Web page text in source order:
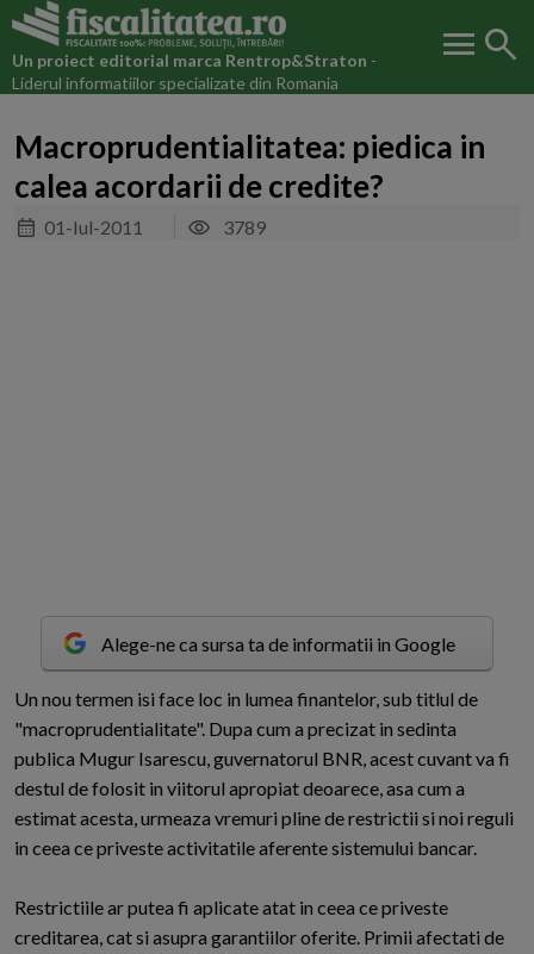
Un proiect editorial marca Rentrop&Straton -
Liderul informatiilor specializate din Romania
menu search
Macroprudentialitatea: piedica in
calea acordarii de credite?
01-Iul-2011 3789
Alege-ne ca sursa ta de informatii in Google
Un nou termen isi face loc in lumea finantelor, sub titlul de
"macroprudentialitate". Dupa cum a precizat in sedinta
publica Mugur Isarescu, guvernatorul BNR, acest cuvant va fi
destul de folosit in viitorul apropiat deoarece, asa cum a
estimat acesta, urmeaza vremuri pline de restrictii si noi reguli
in ceea ce priveste activitatile aferente sistemului bancar.
Restrictiile ar putea fi aplicate atat in ceea ce priveste
creditarea, cat si asupra garantiilor oferite. Primii afectati de